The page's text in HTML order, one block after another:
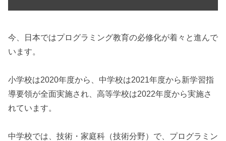
今、日本ではプログラミング教育の必修化が着々と進んで
います。
小学校は2020年度から、中学校は2021年度から新学習指
導要領が全面実施され、高等学校は2022年度から実施さ
れています。
中学校では、技術・家庭科（技術分野）で、プログラミン